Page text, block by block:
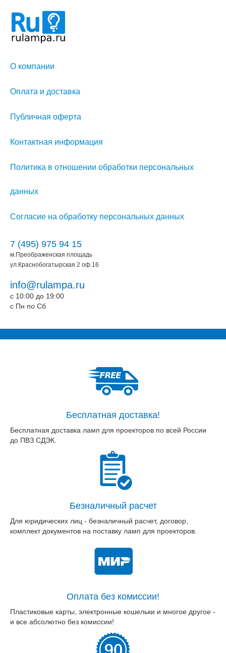
О компании
Оплата и доставка
Публичная оферта
Контактная информация
Политика в отношении обработки персональных
данных
Согласие на обработку персональных данных
7 (495) 975 94 15
м.Преображенская площадь
ул.Краснобогатырская 2 оф.16
info@rulampa.ru
c 10:00 до 19:00
c Пн по Сб
Бесплатная доставка!
Бесплатная доставка ламп для проекторов по всей России
до ПВЗ СДЭК.
Безналичный расчет
Для юридических лиц - безналичный расчет, договор,
комплект документов на поставку ламп для проекторов.
Оплата без комиссии!
Пластиковые карты, электронные кошельки и многое другое -
и все абсолютно без комиссии!